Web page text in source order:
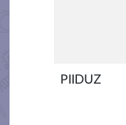
PIIDUZ